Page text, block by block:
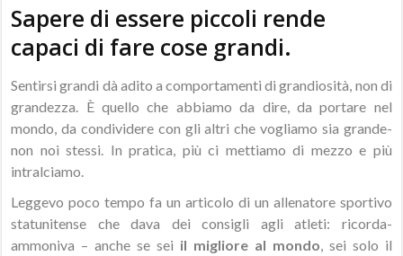
Sapere di essere piccoli rende
capaci di fare cose grandi.
Sentirsi grandi dà adito a comportamenti di grandiosità, non di
grandezza. È quello che abbiamo da dire, da portare nel
mondo, da condividere con gli altri che vogliamo sia grande-
non noi stessi. In pratica, più ci mettiamo di mezzo e più
intralciamo.
Leggevo poco tempo fa un articolo di un allenatore sportivo
statunitense che dava dei consigli agli atleti: ricorda-
ammoniva – anche se sei il migliore al mondo , sei solo il